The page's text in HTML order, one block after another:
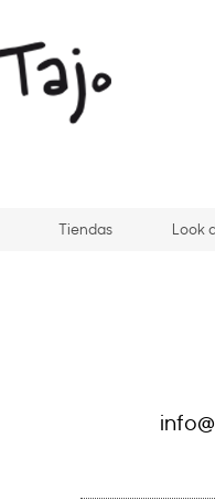
Tiendas Look